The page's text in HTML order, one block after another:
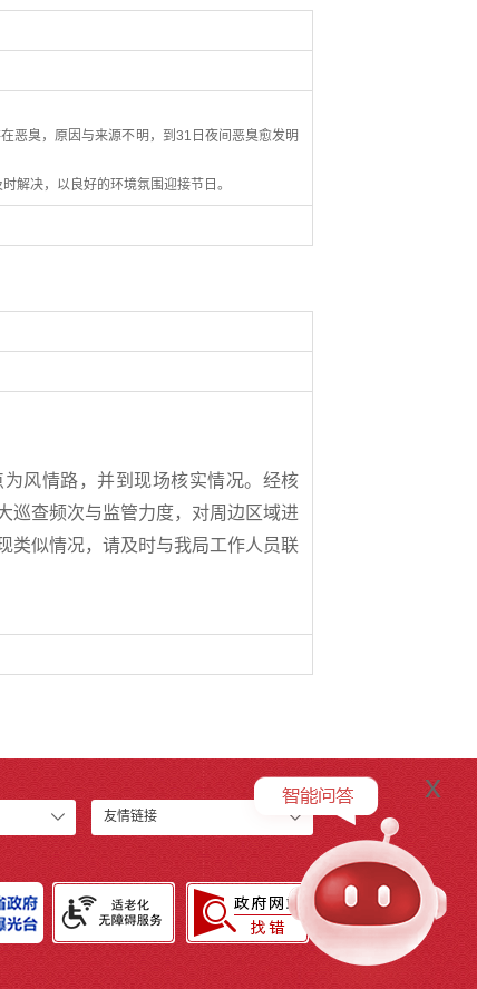
恶臭，原因与来源不明，到31日夜间恶臭愈发明
解决，以良好的环境氛围迎接节日。
风情路，并到现场核实情况。 经核
巡查频次与监管力度，对周边区域进
类似情况，请及时与我局工作人员联
友情链接
x